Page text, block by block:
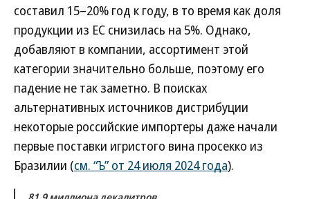
составил 15–20% год к году, в то время как доля
продукции из ЕС снизилась на 5%. Однако,
добавляют в компании, ассортимент этой
категории значительно больше, поэтому его
падение не так заметно. В поисках
альтернативных источников дистрибуции
некоторые российские импортеры даже начали
первые поставки игристого вина просекко из
Бразилии (см. “Ъ” от 24 июля 2024 года).